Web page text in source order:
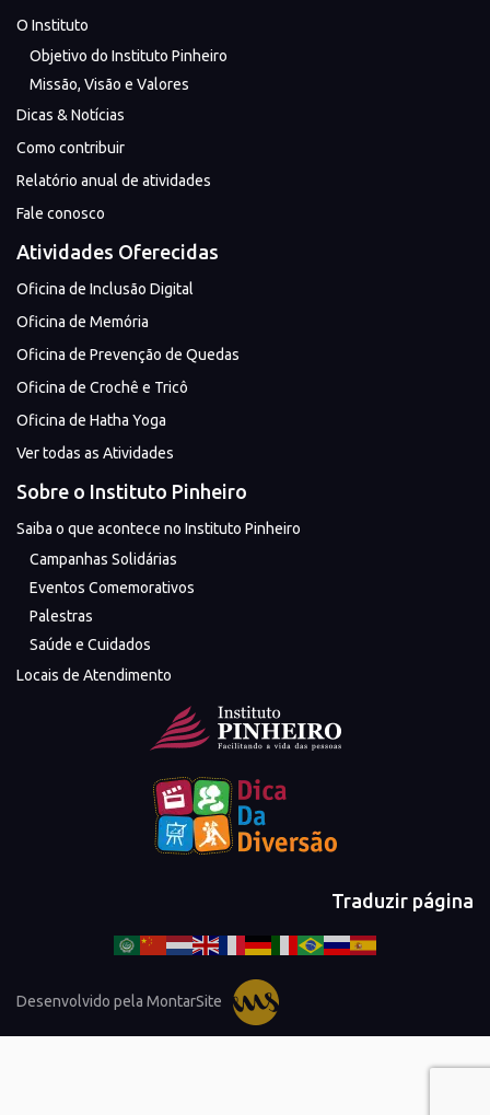
O Instituto
Objetivo do Instituto Pinheiro
Missão, Visão e Valores
Dicas & Notícias
Como contribuir
Relatório anual de atividades
Fale conosco
Atividades Oferecidas
Oficina de Inclusão Digital
Oficina de Memória
Oficina de Prevenção de Quedas
Oficina de Crochê e Tricô
Oficina de Hatha Yoga
Ver todas as Atividades
Sobre o Instituto Pinheiro
Saiba o que acontece no Instituto Pinheiro
Campanhas Solidárias
Eventos Comemorativos
Palestras
Saúde e Cuidados
Locais de Atendimento
Traduzir página
Desenvolvido pela MontarSite